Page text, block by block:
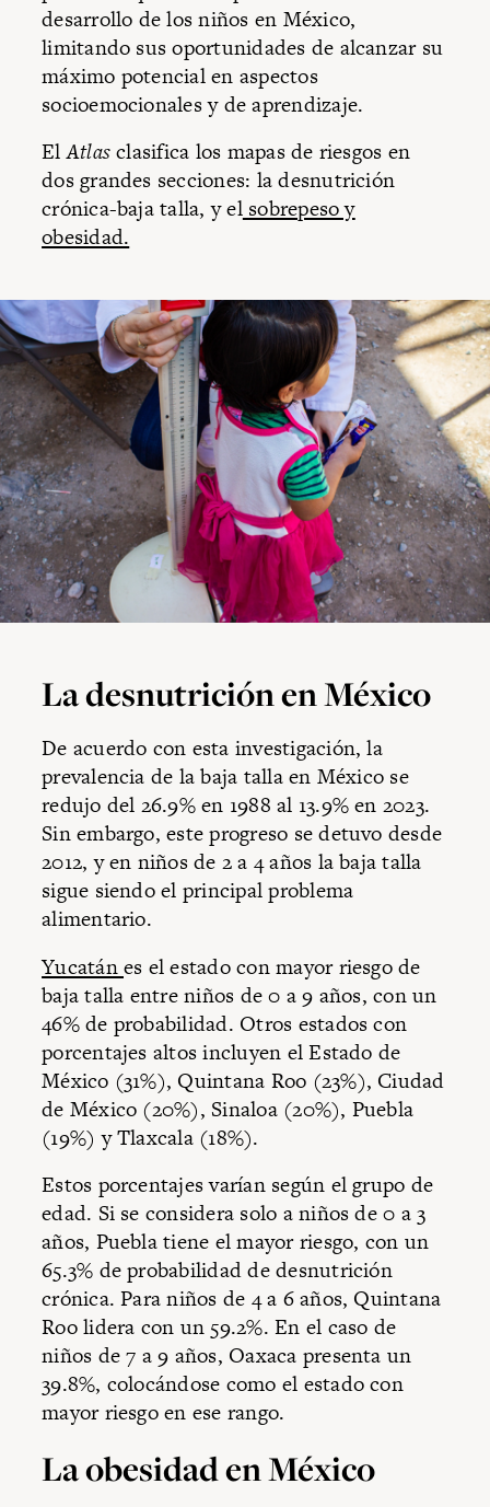
desarrollo de los niños en México,
limitando sus oportunidades de alcanzar su
máximo potencial en aspectos
socioemocionales y de aprendizaje.
ElAtlasclasifica los mapas de riesgos en
dos grandes secciones: la desnutrición
crónica-baja talla, y elsobrepeso y
obesidad.
La desnutrición en México
De acuerdo con esta investigación, la
prevalencia de la baja talla en México se
redujo del 26.9% en 1988 al 13.9% en 2023.
Sin embargo, este progreso se detuvo desde
2012, y en niños de 2 a 4 años la baja talla
sigue siendo el principal problema
alimentario.
Yucatánes el estado con mayor riesgo de
baja talla entre niños de 0 a 9 años, con un
46% de probabilidad. Otros estados con
porcentajes altos incluyen el Estado de
México (31%), Quintana Roo (23%), Ciudad
de México (20%), Sinaloa (20%), Puebla
(19%) y Tlaxcala (18%).
Estos porcentajes varían según el grupo de
edad. Si se considera solo a niños de 0 a 3
años, Puebla tiene el mayor riesgo, con un
65.3% de probabilidad de desnutrición
crónica. Para niños de 4 a 6 años, Quintana
Roo lidera con un 59.2%. En el caso de
niños de 7 a 9 años, Oaxaca presenta un
39.8%, colocándose como el estado con
mayor riesgo en ese rango.
La obesidad en México